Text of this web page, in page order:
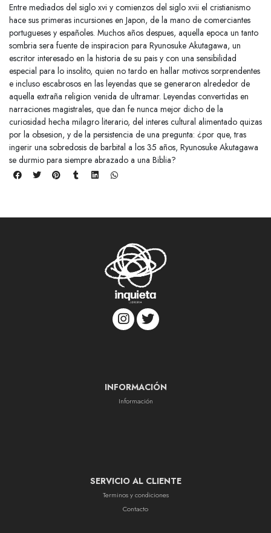
Entre mediados del siglo xvi y comienzos del siglo xvii el cristianismo
hace sus primeras incursiones en Japon, de la mano de comerciantes
portugueses y españoles. Muchos años despues, aquella epoca un tanto
sombria sera fuente de inspiracion para Ryunosuke Akutagawa, un
escritor interesado en la historia de su pais y con una sensibilidad
especial para lo insolito, quien no tardo en hallar motivos sorprendentes
e incluso escabrosos en las leyendas que se generaron alrededor de
aquella extraña religion venida de ultramar. Leyendas convertidas en
narraciones magistrales, que dan fe nunca mejor dicho de la
curiosidad hecha milagro literario, del interes cultural alimentado quizas
por la obsesion, y de la persistencia de una pregunta: ¿por que, tras
ingerir una sobredosis de barbital a los 35 años, Ryunosuke Akutagawa
se durmio para siempre abrazado a una Biblia?
INFORMACIÓN
Información
SERVICIO AL CLIENTE
Terminos y condiciones
Contacto